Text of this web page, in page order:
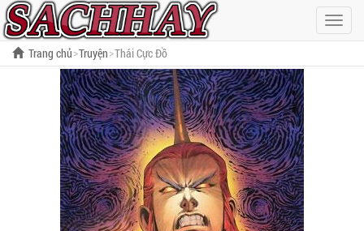
Hiện
menu
Trang chủ Truyện Thái Cực Đồ